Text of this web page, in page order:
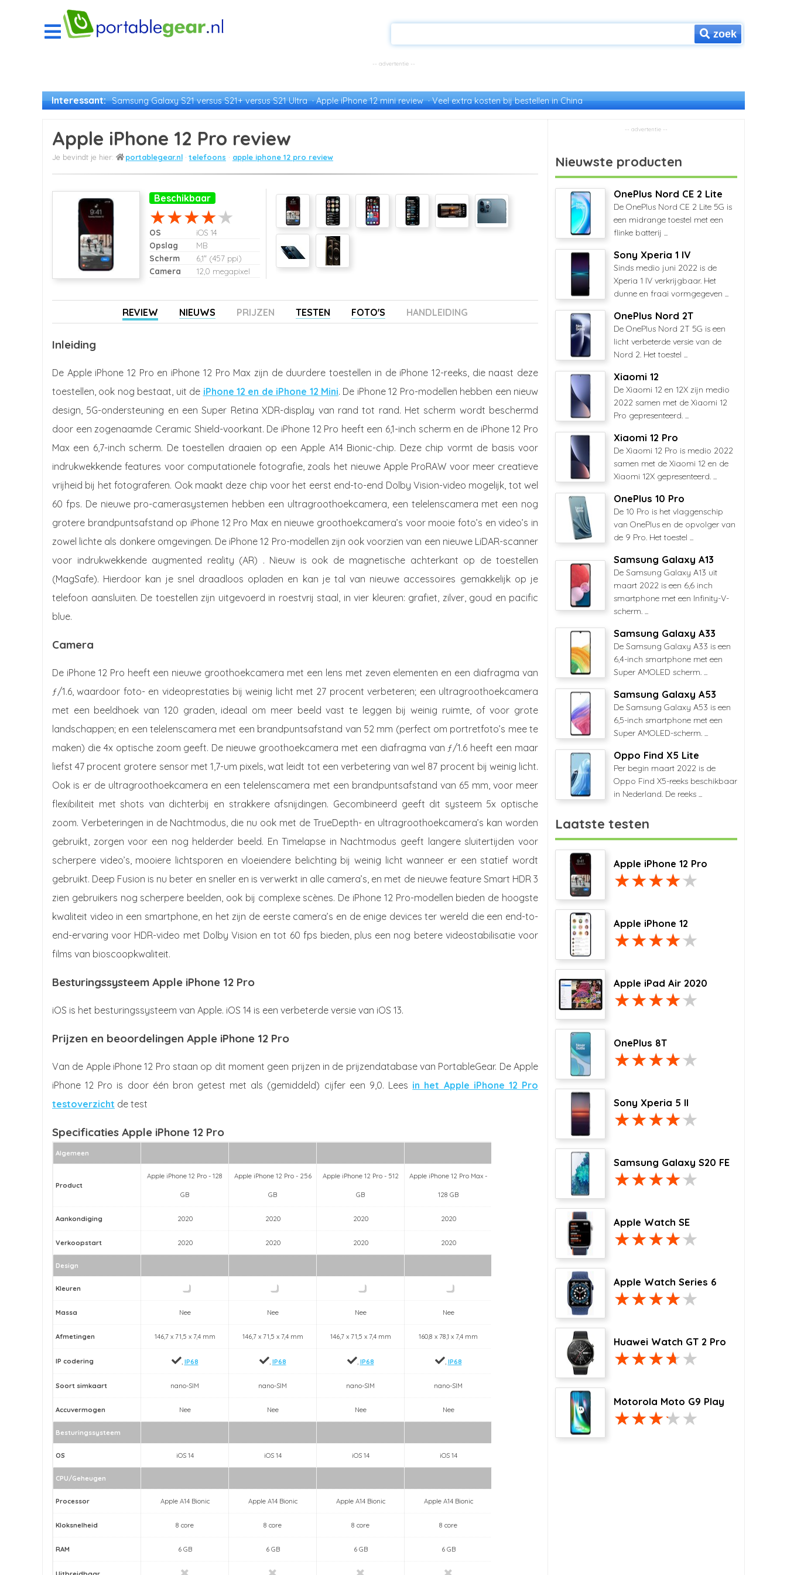
zoek
Interessant: Samsung Galaxy S21 versus S21+ versus S21 Ultra Apple iPhone 12 mini review Veel extra kosten bij bestellen in China
Apple iPhone 12 Pro review
portablegear.nl telefoons apple iphone 12 pro review
Beschikbaar
OS
iOS 14
Opslag
MB
Scherm
6,1" (457 ppi)
Camera
12,0 megapixel
REVIEW NIEUWS PRIJZEN TESTEN FOTO'S HANDLEIDING
Inleiding
De Apple iPhone 12 Pro en iPhone 12 Pro Max zijn de duurdere toestellen in de iPhone 12-reeks, die naast deze
toestellen, ook nog bestaat, uit de iPhone 12 en de iPhone 12 Mini. De iPhone 12 Pro-modellen hebben een nieuw
design, 5G-ondersteuning en een Super Retina XDR-display van rand tot rand. Het scherm wordt beschermd
door een zogenaamde Ceramic Shield-voorkant. De iPhone 12 Pro heeft een 6,1-inch scherm en de iPhone 12 Pro
Max een 6,7-inch scherm. De toestellen draaien op een Apple A14 Bionic-chip. Deze chip vormt de basis voor
indrukwekkende features voor computationele fotografie, zoals het nieuwe Apple ProRAW voor meer creatieve
vrijheid bij het fotograferen. Ook maakt deze chip voor het eerst end-to-end Dolby Vision-video mogelijk, tot wel
60 fps. De nieuwe pro-camerasystemen hebben een ultragroothoekcamera, een telelenscamera met een nog
grotere brandpuntsafstand op iPhone 12 Pro Max en nieuwe groothoekcamera’s voor mooie foto’s en video’s in
zowel lichte als donkere omgevingen. De iPhone 12 Pro-modellen zijn ook voorzien van een nieuwe LiDAR-scanner
voor indrukwekkende augmented reality (AR) . Nieuw is ook de magnetische achterkant op de toestellen
(MagSafe). Hierdoor kan je snel draadloos opladen en kan je tal van nieuwe accessoires gemakkelijk op je
telefoon aansluiten. De toestellen zijn uitgevoerd in roestvrij staal, in vier kleuren: grafiet, zilver, goud en pacific
blue.
Camera
De iPhone 12 Pro heeft een nieuwe groothoekcamera met een lens met zeven elementen en een diafragma van
ƒ/1.6, waardoor foto- en videoprestaties bij weinig licht met 27 procent verbeteren; een ultragroothoekcamera
met een beeldhoek van 120 graden, ideaal om meer beeld vast te leggen bij weinig ruimte, of voor grote
landschappen; en een telelenscamera met een brandpuntsafstand van 52 mm (perfect om portretfoto’s mee te
maken) die 4x optische zoom geeft. De nieuwe groothoekcamera met een diafragma van ƒ/1.6 heeft een maar
liefst 47 procent grotere sensor met 1,7-um pixels, wat leidt tot een verbetering van wel 87 procent bij weinig licht.
Ook is er de ultragroothoekcamera en een telelenscamera met een brandpuntsafstand van 65 mm, voor meer
flexibiliteit met shots van dichterbij en strakkere afsnijdingen. Gecombineerd geeft dit systeem 5x optische
zoom. Verbeteringen in de Nachtmodus, die nu ook met de TrueDepth- en ultragroothoekcamera’s kan worden
gebruikt, zorgen voor een nog helderder beeld. En Timelapse in Nachtmodus geeft langere sluitertijden voor
scherpere video’s, mooiere lichtsporen en vloeiendere belichting bij weinig licht wanneer er een statief wordt
gebruikt. Deep Fusion is nu beter en sneller en is verwerkt in alle camera’s, en met de nieuwe feature Smart HDR 3
zien gebruikers nog scherpere beelden, ook bij complexe scènes. De iPhone 12 Pro-modellen bieden de hoogste
kwaliteit video in een smartphone, en het zijn de eerste camera’s en de enige devices ter wereld die een end-to-
end-ervaring voor HDR-video met Dolby Vision en tot 60 fps bieden, plus een nog betere videostabilisatie voor
films van bioscoopkwaliteit.
Besturingssysteem Apple iPhone 12 Pro
iOS is het besturingssysteem van Apple. iOS 14 is een verbeterde versie van iOS 13.
Prijzen en beoordelingen Apple iPhone 12 Pro
Van de Apple iPhone 12 Pro staan op dit moment geen prijzen in de prijzendatabase van PortableGear. De Apple
iPhone 12 Pro is door één bron getest met als (gemiddeld) cijfer een 9,0. Lees in het Apple iPhone 12 Pro
testoverzicht de test
Specificaties Apple iPhone 12 Pro
Algemeen
Product
Apple iPhone 12 Pro - 128
GB
Apple iPhone 12 Pro - 256
GB
Apple iPhone 12 Pro - 512
GB
Apple iPhone 12 Pro Max -
128 GB
Apple iPhone 12 Pro Max - Apple iPhone 12 Pro Max -
Aankondiging 2020 2020 2020 2020 2020
Verkoopstart 2020 2020 2020 2020 2020
Design
Kleuren
Massa Nee Nee Nee Nee
Afmetingen 146,7 x 71,5 x 7,4 mm 146,7 x 71,5 x 7,4 mm 146,7 x 71,5 x 7,4 mm 160,8 x 78,1 x 7,4 mm 160,8 x 78,1 x 7,4 mm
IP codering , IP68 , IP68 , IP68 , IP68 IP68 ,IP68
Soort simkaart nano-SIM nano-SIM nano-SIM nano-SIM nano-SIM
Accuvermogen Nee Nee Nee Nee
Besturingssysteem
OS iOS 14 iOS 14 iOS 14 iOS 14
CPU/Geheugen
Processor Apple A14 Bionic Apple A14 Bionic Apple A14 Bionic Apple A14 Bionic Apple A14 Bionic
Kloksnelheid 8 core 8 core 8 core 8 core
RAM 6 GB 6 GB 6 GB 6 GB
Nieuwste producten
OnePlus Nord CE 2 Lite
De OnePlus Nord CE 2 Lite 5G is
een midrange toestel met een
flinke batterij ...
Sony Xperia 1 IV
Sinds medio juni 2022 is de
Xperia 1 IV verkrijgbaar. Het
dunne en fraai vormgegeven ...
OnePlus Nord 2T
De OnePlus Nord 2T 5G is een
licht verbeterde versie van de
Nord 2. Het toestel ...
Xiaomi 12
De Xiaomi 12 en 12X zijn medio
2022 samen met de Xiaomi 12
Pro gepresenteerd. ...
Xiaomi 12 Pro
De Xiaomi 12 Pro is medio 2022
samen met de Xiaomi 12 en de
Xiaomi 12X gepresenteerd. ...
OnePlus 10 Pro
De 10 Pro is het vlaggenschip
van OnePlus en de opvolger van
de 9 Pro. Het toestel ...
Samsung Galaxy A13
De Samsung Galaxy A13 uit
maart 2022 is een 6,6 inch
smartphone met een Infinity-V-
scherm. ...
Samsung Galaxy A33
De Samsung Galaxy A33 is een
6,4-inch smartphone met een
Super AMOLED scherm. ...
Samsung Galaxy A53
De Samsung Galaxy A53 is een
6,5-inch smartphone met een
Super AMOLED-scherm. ...
Oppo Find X5 Lite
Per begin maart 2022 is de
Oppo Find X5-reeks beschikbaar
in Nederland. De reeks ...
Laatste testen
Apple iPhone 12 Pro
Apple iPhone 12
Apple iPad Air 2020
OnePlus 8T
Sony Xperia 5 II
Samsung Galaxy S20 FE
Apple Watch SE
Apple Watch Series 6
Huawei Watch GT 2 Pro
Motorola Moto G9 Play